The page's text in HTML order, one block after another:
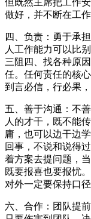
做好，并不断在工
四、负责：勇于承
人工作能力可以比
三阻四、找各种原
任。任何责任的核
到言必信，行必果
五、善于沟通：不
人的才干，既不能
庸，也可以边干边
回事，不说和说得
着方案去提问题，
既要报喜也要报忧
对外一定要保持口径
六、合作：团队提